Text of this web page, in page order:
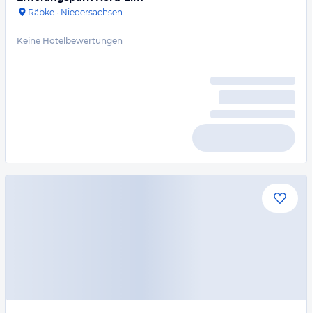
Räbke · Niedersachsen
Keine Hotelbewertungen